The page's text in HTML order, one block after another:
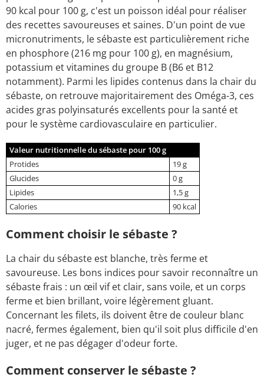
90 kcal pour 100 g, c'est un poisson idéal pour réaliser
des recettes savoureuses et saines. D'un point de vue
micronutriments, le sébaste est particulièrement riche
en phosphore (216 mg pour 100 g), en magnésium,
potassium et vitamines du groupe B (B6 et B12
notamment). Parmi les lipides contenus dans la chair du
sébaste, on retrouve majoritairement des Oméga-3, ces
acides gras polyinsaturés excellents pour la santé et
pour le système cardiovasculaire en particulier.
Valeur nutritionnelle du sébaste pour 100 g
Protides
19 g
Glucides
0 g
Lipides
1,5 g
Calories
90 kcal
Comment choisir le sébaste ?
La chair du sébaste est blanche, très ferme et
savoureuse. Les bons indices pour savoir reconnaître un
sébaste frais : un œil vif et clair, sans voile, et un corps
ferme et bien brillant, voire légèrement gluant.
Concernant les filets, ils doivent être de couleur blanc
nacré, fermes également, bien qu'il soit plus difficile d'en
juger, et ne pas dégager d'odeur forte.
Comment conserver le sébaste ?